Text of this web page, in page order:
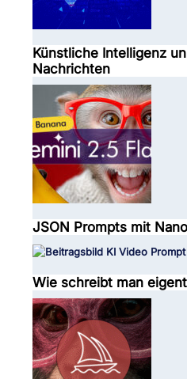
Künstliche Intelligenz
Nachrichten
JSON Prompts mit
Wie schreibt man